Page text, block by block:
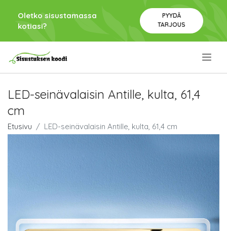
Oletko sisustamassa
kotiasi?
PYYDÄ
TARJOUS
LED-seinävalaisin Antille, kulta, 61,4
cm
Etusivu LED-seinävalaisin Antille, kulta, 61,4 cm